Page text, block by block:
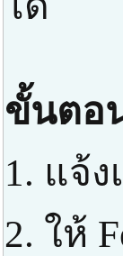
ขั้นตอ
1. แจ้
2. ให้